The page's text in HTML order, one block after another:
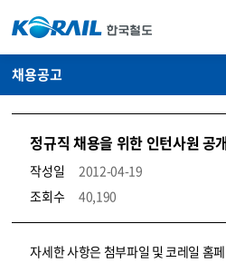
채용공고
정규직 채용을 위한 인턴사원 공
작성일
2012-04-19
조회수
40,190
코레일소개_경영공시_채용공고 상세보기 – 내용, 파일, 담당자 연락처로 구성
자세한 사항은 첨부파일 및 코레일 홈